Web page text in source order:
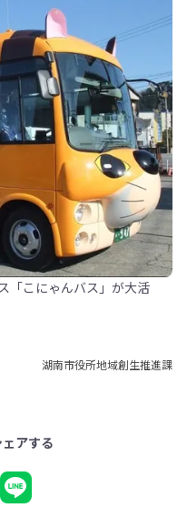
「こにゃんバス」が大活
湖南市役所地域創生推進課
アする